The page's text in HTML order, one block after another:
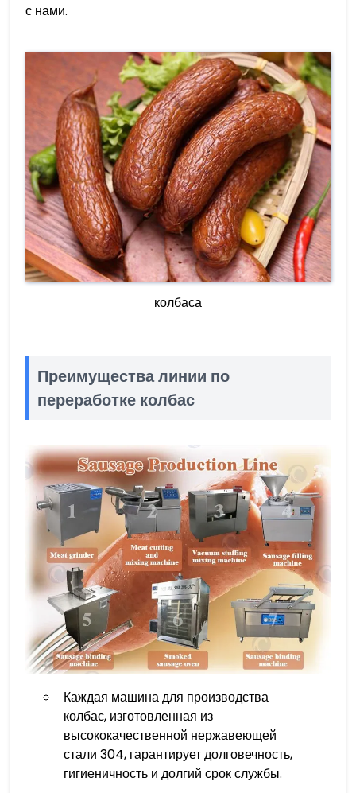
с нами.
колбаса
Преимущества линии по
переработке колбас
Каждая машина для производства
колбас, изготовленная из
высококачественной нержавеющей
стали 304, гарантирует долговечность,
гигиеничность и долгий срок службы.